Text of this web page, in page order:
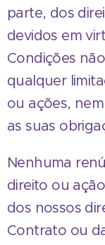
parte, dos
devidos em
Condições
qualquer
ou ações,
as suas
Nenhuma
direito ou
dos nossos
Contrato ou